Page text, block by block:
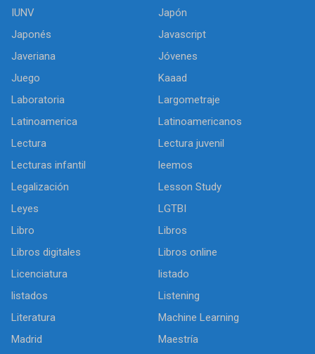
IUNV
Japón
Japonés
Javascript
Javeriana
Jóvenes
Juego
Kaaad
Laboratoria
Largometraje
Latinoamerica
Latinoamericanos
Lectura
Lectura juvenil
Lecturas infantil
leemos
Legalización
Lesson Study
Leyes
LGTBI
Libro
Libros
Libros digitales
Libros online
Licenciatura
listado
listados
Listening
Literatura
Machine Learning
Madrid
Maestría